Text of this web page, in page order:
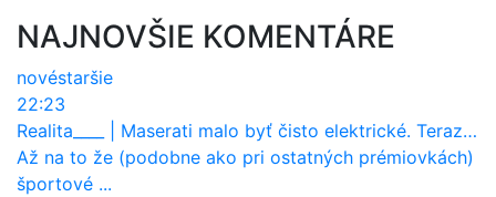
NAJNOVŠIE KOMENTÁRE
novéstaršie
22:23
Realita____
Maserati malo byť čisto elektrické. Teraz zisťuje, že potrebuje nový osemvalcový motor
Až na to že (podobne ako pri ostatných prémiovkách)
športové ...